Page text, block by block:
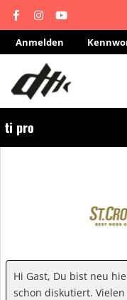
Anmelden
ti pro
Hi Gast, Du bist neu
schon diskutiert.